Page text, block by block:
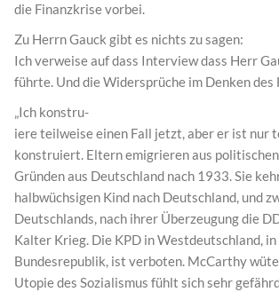
die Finanzkrise vorbei.
Zu Herrn Gauck gibt es nichts zu sagen:
Ich verweise auf dass Interview dass Herr
führte. Und die Widersprüche im Denken des
„Ich konstru-
iere teilweise einen Fall jetzt, aber er ist nur
konstruiert. Eltern emigrieren aus
Gründen aus Deutschland nach 1933. Sie
halbwüchsigen Kind nach Deutschland, und
Deutschlands, nach ihrer Überzeugung die
Kalter Krieg. Die KPD in Westdeutschland, in
Bundesrepublik, ist verboten. McCarthy
Utopie des Sozialismus fühlt sich sehr